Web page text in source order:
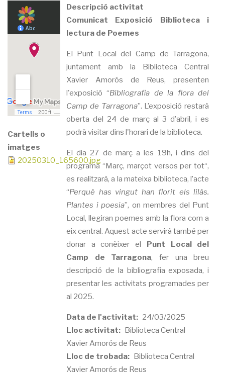
Cartells o
imatges
20250310_165600.jpg
Descripció activitat
Comunicat Exposició Biblioteca i
lectura de Poemes
El Punt Local del Camp de Tarragona,
juntament amb la Biblioteca Central
Xavier Amorós de Reus, presenten
l'exposició “Bibliografia de la flora del
Camp de Tarragona”. L’exposició restarà
oberta del 24 de març al 3 d’abril, i es
podrà visitar dins l'horari de la biblioteca.
El dia 27 de març a les 19h, i dins del
programa “Març, marçot versos per tot“,
es realitzarà, a la mateixa biblioteca, l’acte
“Perquè has vingut han florit els lilàs.
Plantes i poesia”, on membres del Punt
Local, llegiran poemes amb la flora com a
eix central. Aquest acte servirà també per
donar a conèixer el Punt Local del
Camp de Tarragona, fer una breu
descripció de la bibliografia exposada, i
presentar les activitats programades per
al 2025.
Data de l'activitat
24/03/2025
Lloc activitat
Biblioteca Central
Xavier Amorós de Reus
Lloc de trobada
Biblioteca Central
Xavier Amorós de Reus